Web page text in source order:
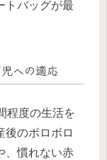
トバッグが最
への適応
程度の生活を
後のボロボロ
、慣れない赤